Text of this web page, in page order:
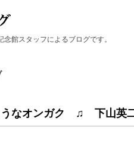
館スタッフによるブログです。
うなオンガク ♫ 下山英